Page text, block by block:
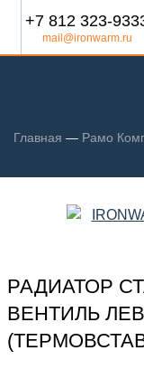
+7 812 323-
mail@ironwarm.ru
Главная — Рамо
РАДИАТОР
ВЕНТИЛЬ